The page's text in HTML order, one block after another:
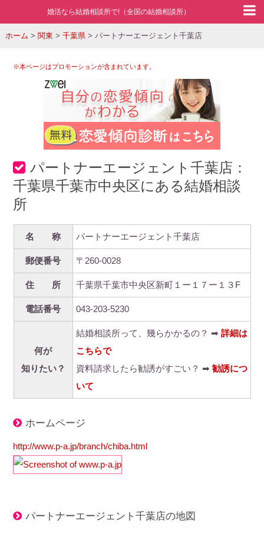
婚活なら結婚相談所で!（全国の結婚相談所）
ホーム > 関東 > 千葉県> パートナーエージェント千葉店
※本ページはプロモーションが含まれています。
パートナーエージェント千葉店：
千葉県千葉市中央区にある結婚相談
所
名 称 パートナーエージェント千葉店
郵便番号 〒260-0028
住 所 千葉県千葉市中央区新町１ー１７ー１３F
電話番号 043-203-5230
何が
知りたい？
結婚相談所って、幾らかかるの？ ➡ 詳細は
こちらで
資料請求したら勧誘がすごい？ ➡ 勧誘につ
いて
ホームページ
http://www.p-a.jp/branch/chiba.html
パートナーエージェント千葉店の地図